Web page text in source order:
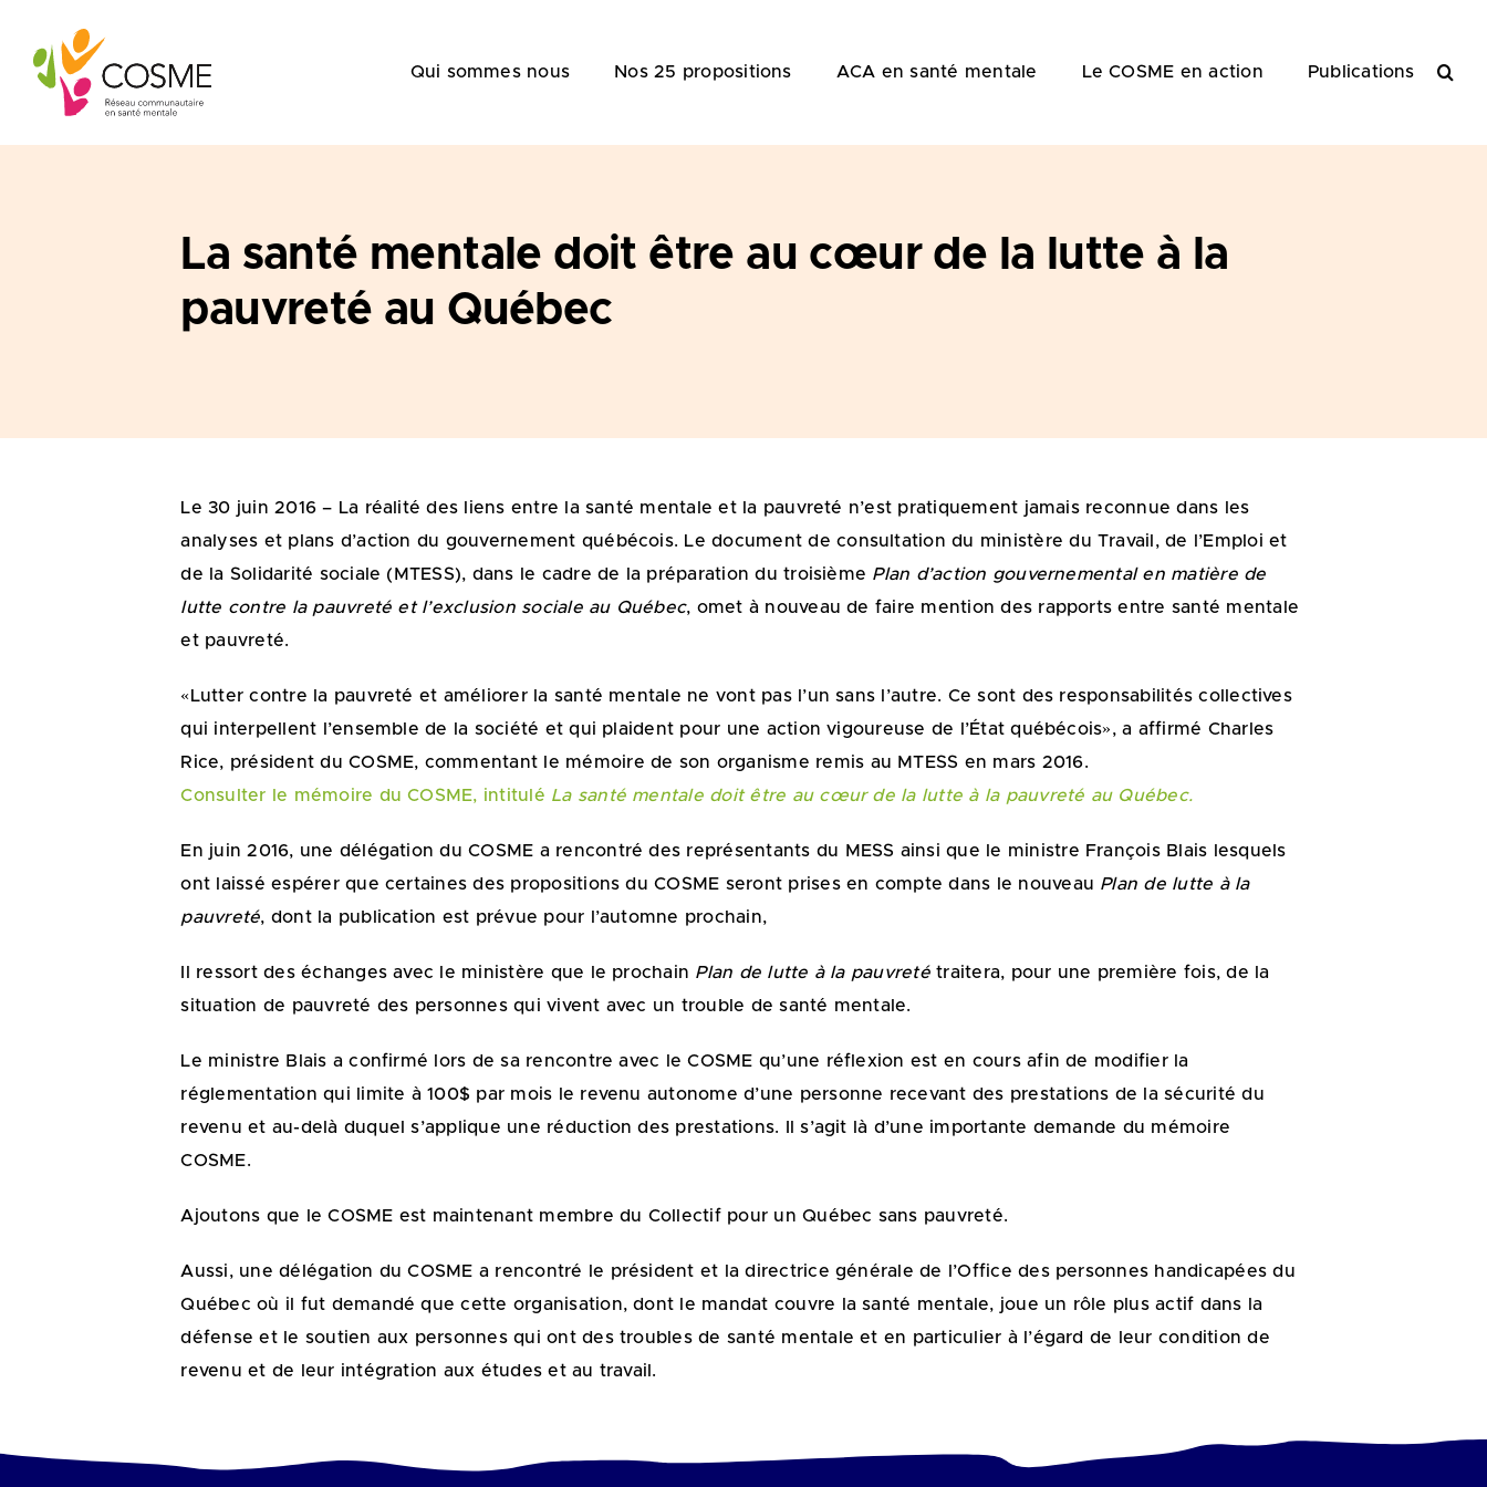
content
Qui sommes nous Nos 25 propositions ACA en santé mentale Le COSME en action Publications
La santé mentale doit être au cœur de la lutte à la
pauvreté au Québec
Le 30 juin 2016 – La réalité des liens entre la santé mentale et la pauvreté n’est pratiquement jamais reconnue dans les
analyses et plans d’action du gouvernement québécois. Le document de consultation du ministère du Travail, de l’Emploi et
de la Solidarité sociale (MTESS), dans le cadre de la préparation du troisième Plan d’action gouvernemental en matière de
lutte contre la pauvreté et l’exclusion sociale au Québec, omet à nouveau de faire mention des rapports entre santé mentale
et pauvreté.
«Lutter contre la pauvreté et améliorer la santé mentale ne vont pas l’un sans l’autre. Ce sont des responsabilités collectives
qui interpellent l’ensemble de la société et qui plaident pour une action vigoureuse de l’État québécois», a affirmé Charles
Rice, président du COSME, commentant le mémoire de son organisme remis au MTESS en mars 2016.
Consulter le mémoire du COSME, intitulé La santé mentale doit être au cœur de la lutte à la pauvreté au Québec.
En juin 2016, une délégation du COSME a rencontré des représentants du MESS ainsi que le ministre François Blais lesquels
ont laissé espérer que certaines des propositions du COSME seront prises en compte dans le nouveau Plan de lutte à la
pauvreté, dont la publication est prévue pour l’automne prochain,
Il ressort des échanges avec le ministère que le prochain Plan de lutte à la pauvretétraitera, pour une première fois, de la
situation de pauvreté des personnes qui vivent avec un trouble de santé mentale.
Le ministre Blais a confirmé lors de sa rencontre avec le COSME qu’une réflexion est en cours afin de modifier la
réglementation qui limite à 100$ par mois le revenu autonome d’une personne recevant des prestations de la sécurité du
revenu et au-delà duquel s’applique une réduction des prestations. Il s’agit là d’une importante demande du mémoire
COSME.
Ajoutons que le COSME est maintenant membre du Collectif pour un Québec sans pauvreté.
Aussi, une délégation du COSME a rencontré le président et la directrice générale de l’Office des personnes handicapées du
Québec où il fut demandé que cette organisation, dont le mandat couvre la santé mentale, joue un rôle plus actif dans la
défense et le soutien aux personnes qui ont des troubles de santé mentale et en particulier à l’égard de leur condition de
revenu et de leur intégration aux études et au travail.